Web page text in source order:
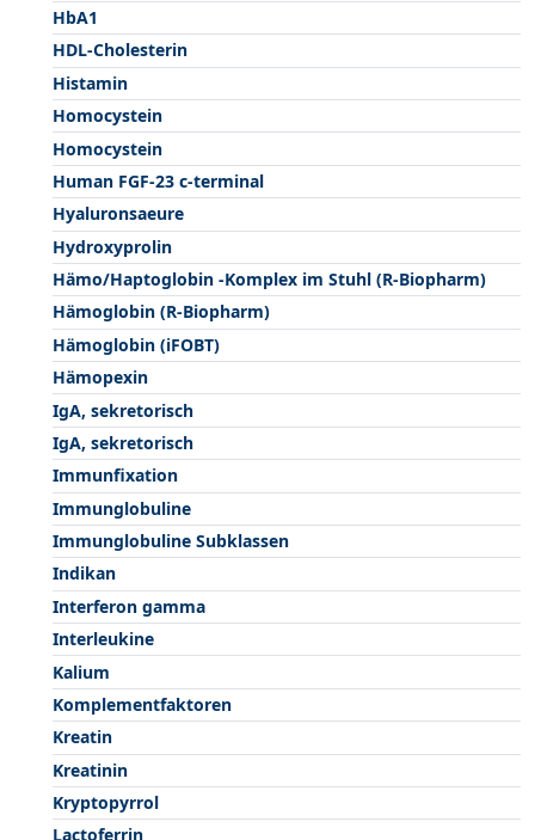
HbA1
HDL-Cholesterin
Histamin
Homocystein
Homocystein
Human FGF-23 c-terminal
Hyaluronsaeure
Hydroxyprolin
Hämo/Haptoglobin -Komplex im Stuhl (R-Biopharm)
Hämoglobin (R-Biopharm)
Hämoglobin (iFOBT)
Hämopexin
IgA, sekretorisch
IgA, sekretorisch
Immunfixation
Immunglobuline
Immunglobuline Subklassen
Indikan
Interferon gamma
Interleukine
Kalium
Komplementfaktoren
Kreatin
Kreatinin
Kryptopyrrol
Lactoferrin